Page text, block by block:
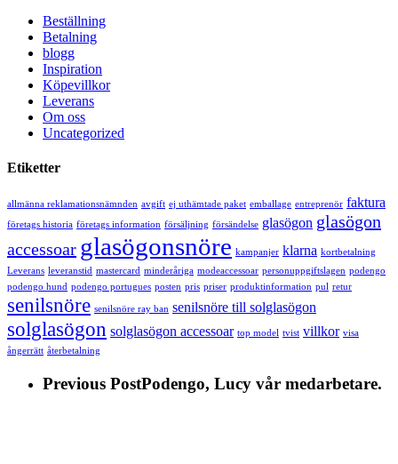
Beställning
Betalning
blogg
Inspiration
Köpevillkor
Leverans
Om oss
Uncategorized
Etiketter
allmänna reklamationsnämnden avgift ej uthämtade paket emballage entreprenör faktura
företags historia företags information försäljning försändelse glasögon glasögon
accessoar glasögonsnöre kampanjer klarna kortbetalning
Leverans leveranstid mastercard minderåriga modeaccessoar personuppgiftslagen podengo
podengo hund podengo portugues posten pris priser produktinformation pul retur
senilsnöre senilsnöre ray ban senilsnöre till solglasögon
solglasögon solglasögon accessoar top model tvist villkor visa
ångerrätt återbetalning
Previous PostPodengo, Lucy vår medarbetare.